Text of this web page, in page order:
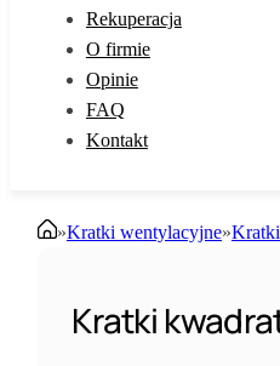
Rekuperacja
O firmie
Opinie
FAQ
Kontakt
»Kratki wentylacyjne»
Kratki